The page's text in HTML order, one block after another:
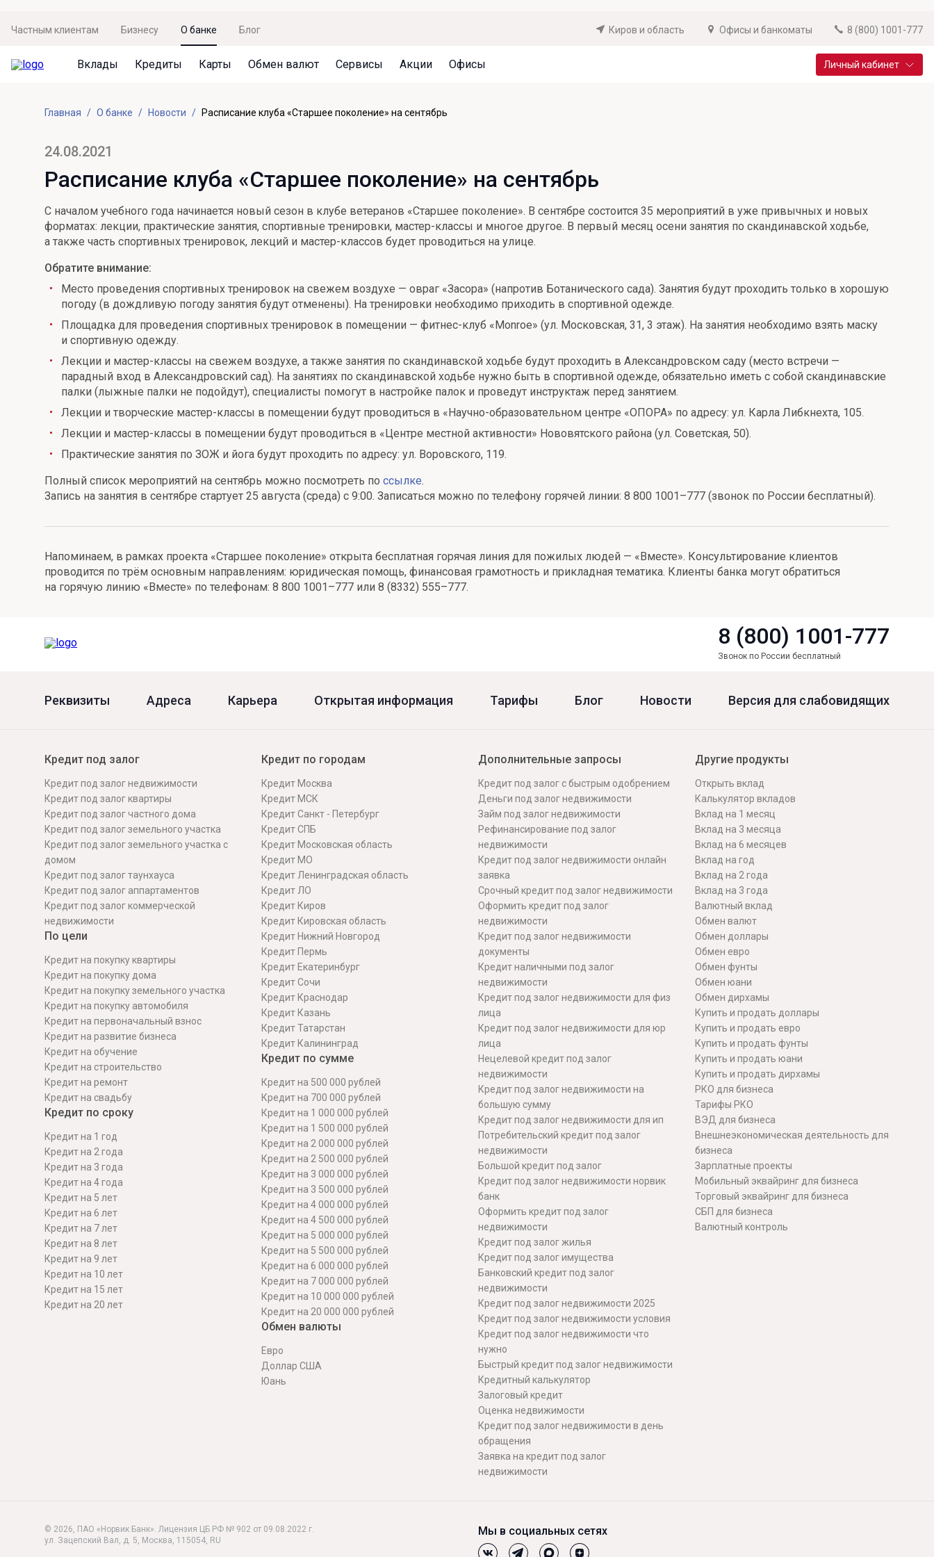
Частным клиентам Бизнесу О банке Блог Киров и область Офисы и банкоматы 8 (800) 1001-777
Вклады
Не упусти момент
Просто вклад
Накопительный
Отличная стратегия+
Новый старт
Валютный плюс
Онлайн
Все вклады
Система страхования вкладов
Архив вкладов
Подробнее
Кредиты
Кредит под залог недвижимости
Рефинансирование
Кредит на автомобиль
Потребительский кредит
Привилегии для клиентов
Реструктуризация
Оценка недвижимости
Подбор новой недвижимости
Карты
Дебетовая карта с пакетом услуг
Премиальная карта Mir Supreme
Пенсионная карта
Все карты
Документы
Кешбэк
Обмен валют
Курсы валют
Бронирование валюты
Курсы валют ЦБ
Сервисы
Оплата кредита
Оценка недвижимости
Подбор новой недвижимости
СБПей
Госуслуги
Регистрация в ЕБС
Удаленная идентификация
Мобильное приложение
Подтверждение согласия через Госуслуги
Все сервисы
Акции
Акция «Приведи друга»
Акция «Ставка на бизнес»
Офисы Личный кабинет
Главная О банке Новости Расписание клуба «Старшее поколение» на сентябрь
24.08.2021
Расписание клуба «Старшее поколение» на сентябрь
С началом учебного года начинается новый сезон в клубе ветеранов «Старшее поколение». В сентябре состоится 35 мероприятий в уже привычных и новых
форматах: лекции, практические занятия, спортивные тренировки, мастер-классы и многое другое. В первый месяц осени занятия по скандинавской ходьбе,
а также часть спортивных тренировок, лекций и мастер-классов будет проводиться на улице.
Обратите внимание:
Место проведения спортивных тренировок на свежем воздухе — овраг «Засора» (напротив Ботанического сада). Занятия будут проходить только в хорошую
погоду (в дождливую погоду занятия будут отменены). На тренировки необходимо приходить в спортивной одежде.
Площадка для проведения спортивных тренировок в помещении — фитнес-клуб «Monroe» (ул. Московская, 31, 3 этаж). На занятия необходимо взять маску
и спортивную одежду.
Лекции и мастер-классы на свежем воздухе, а также занятия по скандинавской ходьбе будут проходить в Александровском саду (место встречи —
парадный вход в Александровский сад). На занятиях по скандинавской ходьбе нужно быть в спортивной одежде, обязательно иметь с собой скандинавские
палки (лыжные палки не подойдут), специалисты помогут в настройке палок и проведут инструктаж перед занятием.
Лекции и творческие мастер-классы в помещении будут проводиться в «Научно-образовательном центре «ОПОРА» по адресу: ул. Карла Либкнехта, 105.
Лекции и мастер-классы в помещении будут проводиться в «Центре местной активности» Нововятского района (ул. Советская, 50).
Практические занятия по ЗОЖ и йога будут проходить по адресу: ул. Воровского, 119.
Полный список мероприятий на сентябрь можно посмотреть по ссылке.
Запись на занятия в сентябре стартует 25 августа (среда) с 9:00. Записаться можно по телефону горячей линии: 8 800 1001–777 (звонок по России бесплатный).
Напоминаем, в рамках проекта «Старшее поколение» открыта бесплатная горячая линия для пожилых людей — «Вместе». Консультирование клиентов
проводится по трём основным направлениям: юридическая помощь, финансовая грамотность и прикладная тематика. Клиенты банка могут обратиться
на горячую линию «Вместе» по телефонам: 8 800 1001–777 или 8 (8332) 555–777.
8 (800) 1001-777
Звонок по России бесплатный
Реквизиты Адреса Карьера Открытая информация Тарифы Блог Новости Версия для слабовидящих
Кредит под залог
Кредит под залог недвижимости
Кредит под залог квартиры
Кредит под залог частного дома
Кредит под залог земельного участка
Кредит под залог земельного участка с
домом
Кредит под залог таунхауса
Кредит под залог аппартаментов
Кредит под залог коммерческой
недвижимости
По цели
Кредит на покупку квартиры
Кредит на покупку дома
Кредит на покупку земельного участка
Кредит на покупку автомобиля
Кредит на первоначальный взнос
Кредит на развитие бизнеса
Кредит на обучение
Кредит на строительcтво
Кредит на ремонт
Кредит на свадьбу
Кредит по сроку
Кредит на 1 год
Кредит на 2 года
Кредит на 3 года
Кредит на 4 года
Кредит на 5 лет
Кредит на 6 лет
Кредит на 7 лет
Кредит на 8 лет
Кредит на 9 лет
Кредит на 10 лет
Кредит на 15 лет
Кредит на 20 лет
Кредит по городам
Кредит Москва
Кредит МСК
Кредит Санкт - Петербург
Кредит СПБ
Кредит Московская область
Кредит МО
Кредит Ленинградская область
Кредит ЛО
Кредит Киров
Кредит Кировская область
Кредит Нижний Новгород
Кредит Пермь
Кредит Екатеринбург
Кредит Сочи
Кредит Краснодар
Кредит Казань
Кредит Татарстан
Кредит Калининград
Кредит по сумме
Кредит на 500 000 рублей
Кредит на 700 000 рублей
Кредит на 1 000 000 рублей
Кредит на 1 500 000 рублей
Кредит на 2 000 000 рублей
Кредит на 2 500 000 рублей
Кредит на 3 000 000 рублей
Кредит на 3 500 000 рублей
Кредит на 4 000 000 рублей
Кредит на 4 500 000 рублей
Кредит на 5 000 000 рублей
Кредит на 5 500 000 рублей
Кредит на 6 000 000 рублей
Кредит на 7 000 000 рублей
Кредит на 10 000 000 рублей
Кредит на 20 000 000 рублей
Обмен валюты
Евро
Доллар США
Юань
Дополнительные запросы
Кредит под залог с быстрым одобрением
Деньги под залог недвижимости
Займ под залог недвижимости
Рефинансирование под залог
недвижимости
Кредит под залог недвижимости онлайн
заявка
Срочный кредит под залог недвижимости
Оформить кредит под залог
недвижимости
Кредит под залог недвижимости
документы
Кредит наличными под залог
недвижимости
Кредит под залог недвижимости для физ
лица
Кредит под залог недвижимости для юр
лица
Нецелевой кредит под залог
недвижимости
Кредит под залог недвижимости на
большую сумму
Кредит под залог недвижимости для ип
Потребительский кредит под залог
недвижимости
Большой кредит под залог
Кредит под залог недвижимости норвик
банк
Оформить кредит под залог
недвижимости
Кредит под залог жилья
Кредит под залог имущества
Банковский кредит под залог
недвижимости
Кредит под залог недвижимости 2025
Кредит под залог недвижимости условия
Кредит под залог недвижимости что
нужно
Быстрый кредит под залог недвижимости
Кредитный калькулятор
Залоговый кредит
Оценка недвижимости
Кредит под залог недвижимости в день
обращения
Заявка на кредит под залог
недвижимости
Другие продукты
Открыть вклад
Калькулятор вкладов
Вклад на 1 месяц
Вклад на 3 месяца
Вклад на 6 месяцев
Вклад на год
Вклад на 2 года
Вклад на 3 года
Валютный вклад
Обмен валют
Обмен доллары
Обмен евро
Обмен фунты
Обмен юани
Обмен дирхамы
Купить и продать доллары
Купить и продать евро
Купить и продать фунты
Купить и продать юани
Купить и продать дирхамы
РКО для бизнеса
Тарифы РКО
ВЭД для бизнеса
Внешнеэкономическая деятельность для
бизнеса
Зарплатные проекты
Мобильный эквайринг для бизнеса
Торговый эквайринг для бизнеса
СБП для бизнеса
Валютный контроль
© 2026, ПАО «Норвик Банк». Лицензия ЦБ РФ № 902 от 09.08.2022 г.
ул. Зацепский Вал, д. 5, Москва, 115054, RU
Мы в социальных сетях